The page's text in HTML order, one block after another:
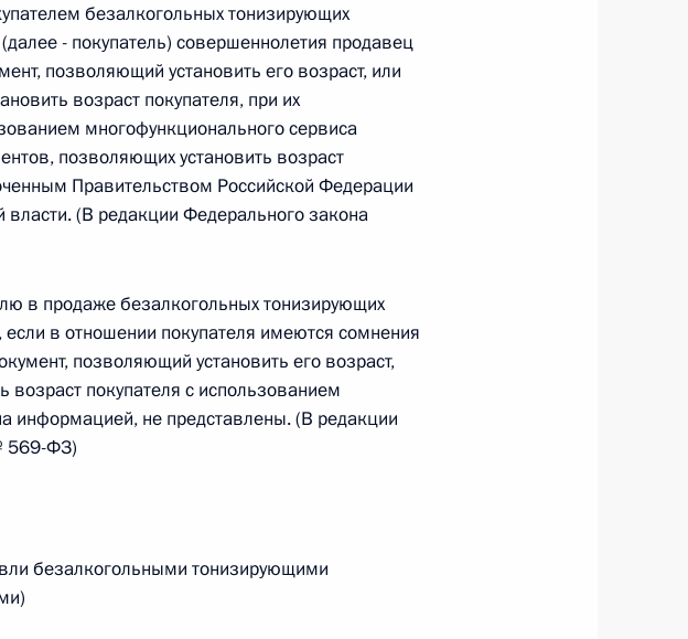
г. № 270-ФЗ
г. № 244-ФЗ
Федерации и Киргизской Республике
№ 252-ФЗ
безалкогольных тонизирующих
- покупатель) совершеннолетия продавец
позволяющий установить его возраст, или
возраст покупателя, при их
многофункционального сервиса
позволяющих установить возраст
Правительством Российской Федерации
(В редакции Федерального закона
в продаже безалкогольных тонизирующих
если в отношении покупателя имеются сомнения
позволяющий установить его возраст,
покупателя с использованием
информацией, не представлены. (В редакции
569-ФЗ)
безалкогольными тонизирующими